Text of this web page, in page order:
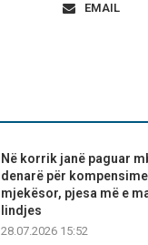
EMAIL
Në korrik janë paguar
denarë për
mjekësor, pjesa më e
lindjes
28.07.2026 15:52